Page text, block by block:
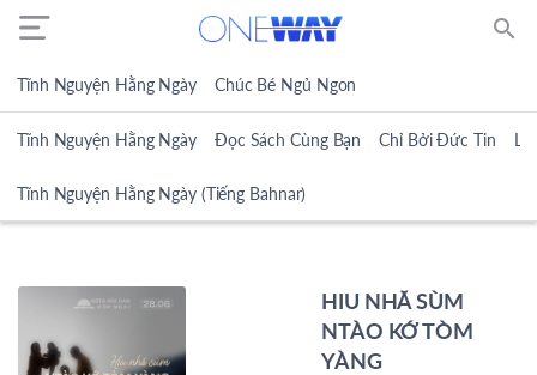
search
Tĩnh Nguyện Hằng Ngày Chúc Bé Ngủ Ngon
Tĩnh Nguyện Hằng Ngày Đọc Sách Cùng Bạn Chỉ Bởi Đức Tin
Tĩnh Nguyện Hằng Ngày (Tiếng Bahnar)
HIU NHĂ SÙM
NTÀO KỚ TÒM
YÀNG